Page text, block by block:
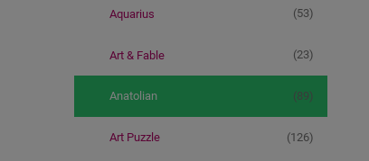
Aquarius (53)
Art & Fable (23)
Anatolian (89)
Art Puzzle (126)